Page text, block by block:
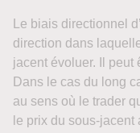
Le biais directionnel
direction dans
jacent évoluer. Il peut
Dans le cas du long
au sens où le trader
le prix du sous-jacent